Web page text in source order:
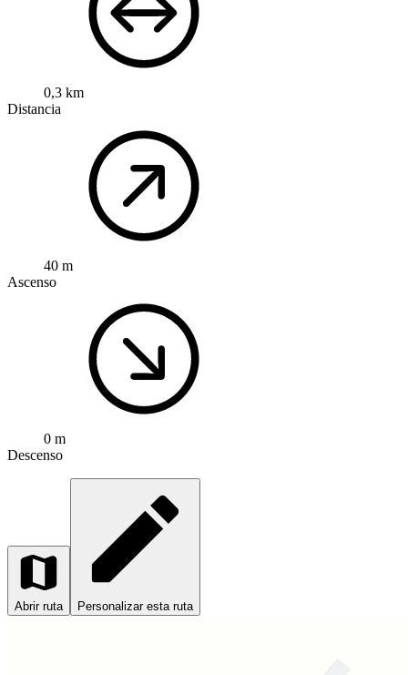
0,3 km
Distancia
40 m
Ascenso
0 m
Descenso
Abrir ruta Personalizar esta ruta